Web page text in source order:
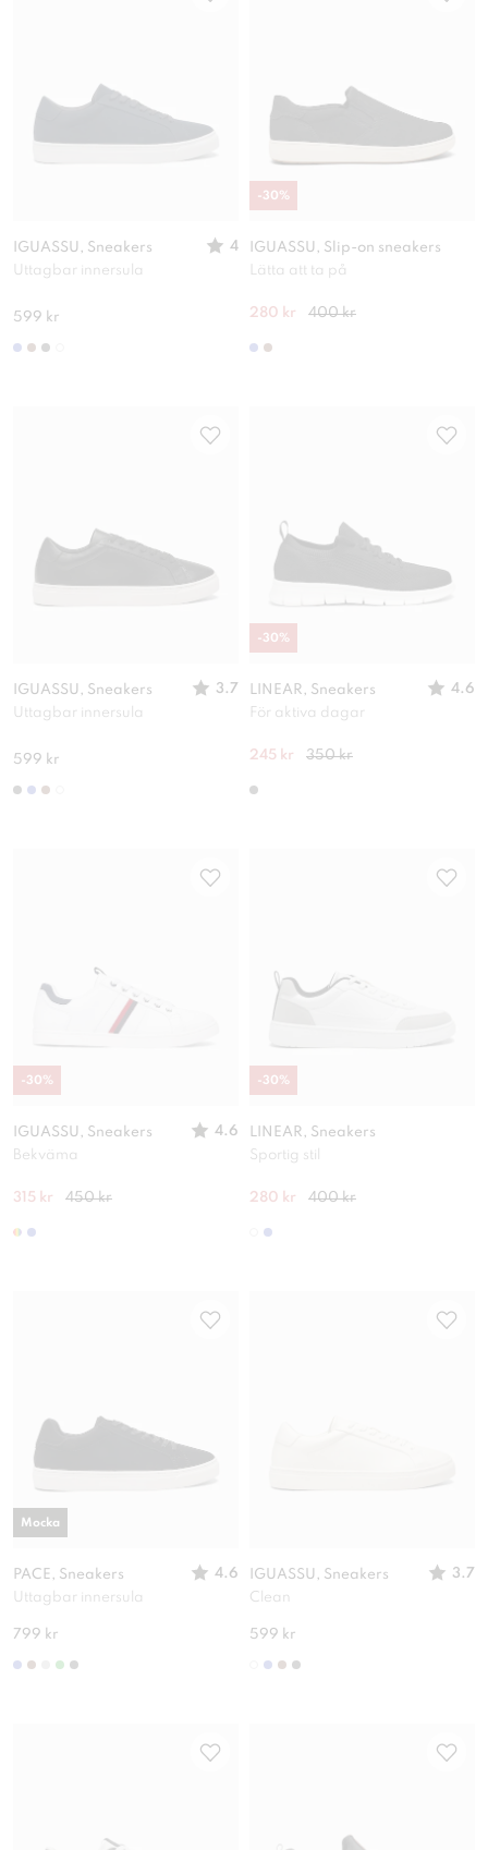
IGUASSU, Sneakers
4
Uttagbar innersula
599 kr
IGUASSU, Slip-on sneakers
Lätta att ta på
280 kr 400 kr
-30%
IGUASSU, Sneakers
3.7
Uttagbar innersula
599 kr
LINEAR, Sneakers
4.6
För aktiva dagar
245 kr 350 kr
-30%
IGUASSU, Sneakers
4.6
Bekväma
315 kr 450 kr
-30%
LINEAR, Sneakers
Sportig stil
280 kr 400 kr
-30%
PACE, Sneakers
4.6
Uttagbar innersula
799 kr
Mocka
IGUASSU, Sneakers
3.7
Clean
599 kr